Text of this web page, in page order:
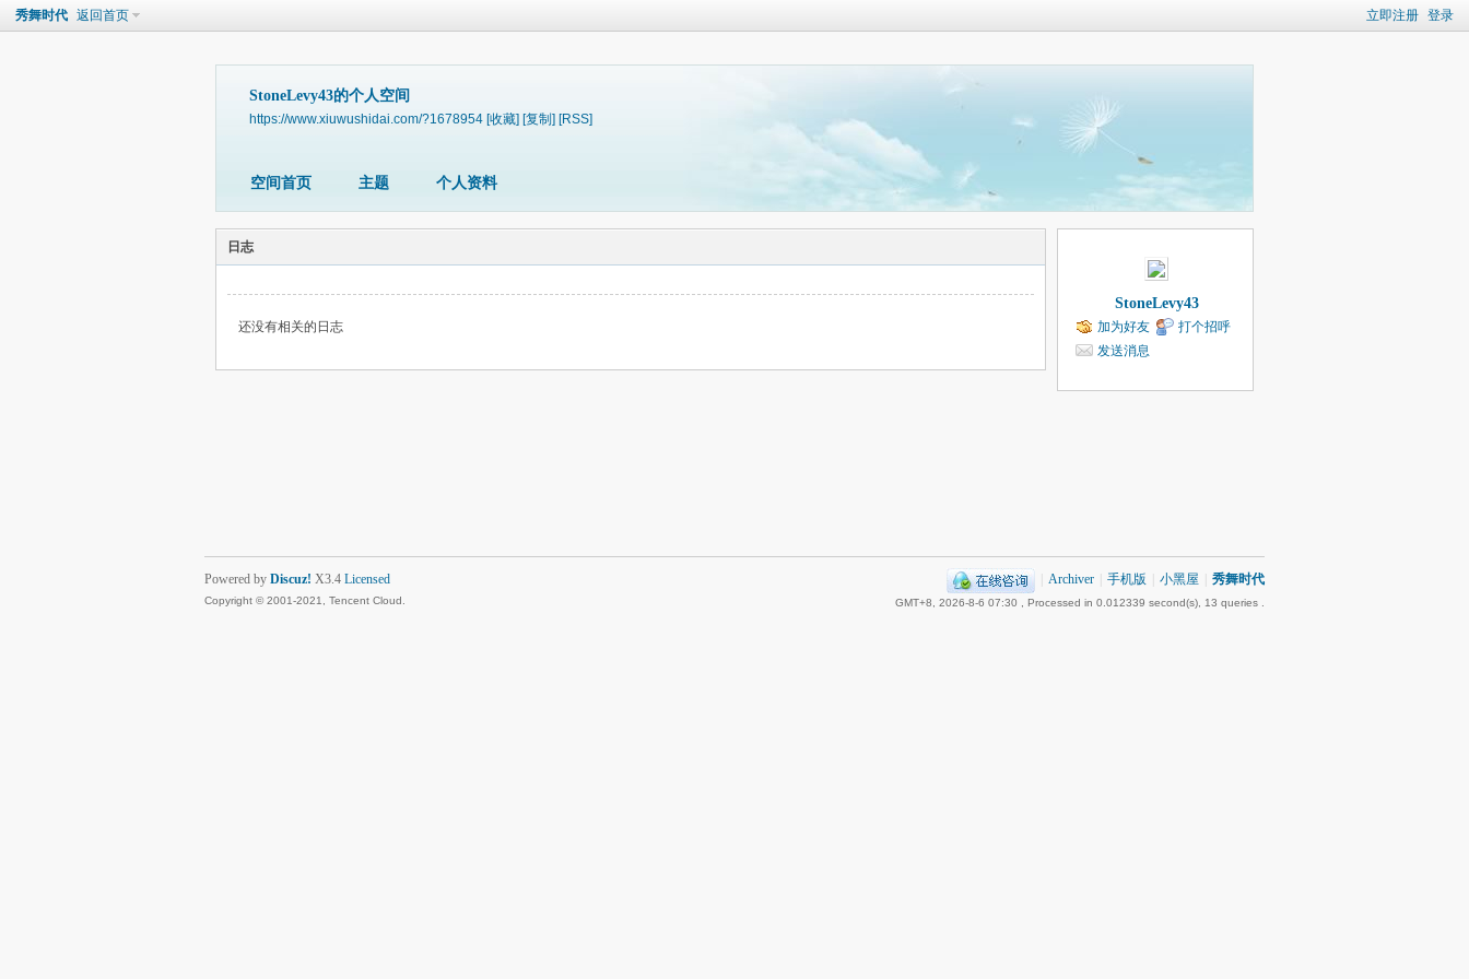
立即注册 登录
秀舞时代 返回首页
StoneLevy43的个人空间
https://www.xiuwushidai.com/?1678954 [收藏] [复制] [RSS]
空间首页 主题 个人资料
日志
还没有相关的日志
StoneLevy43
加为好友
打个招呼
发送消息
Archiver 手机版 小黑屋 秀舞时代
GMT+8, 2026-8-6 07:30 , Processed in 0.012339 second(s), 13 queries .
Powered by Discuz! X3.4 Licensed
Copyright © 2001-2021, Tencent Cloud.